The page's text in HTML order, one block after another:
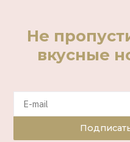
Не
вкусные